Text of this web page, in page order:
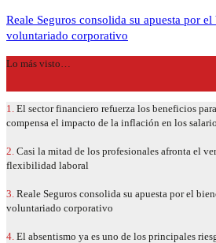
Reale Seguros consolida su apuesta por
voluntariado corporativo
Lo más visto…
1. El sector financiero refuerza los beneficios
compensa el impacto de la inflación en los
2. Casi la mitad de los profesionales afronta el
flexibilidad laboral
3. Reale Seguros consolida su apuesta por el
voluntariado corporativo
4. El absentismo ya es uno de los principales